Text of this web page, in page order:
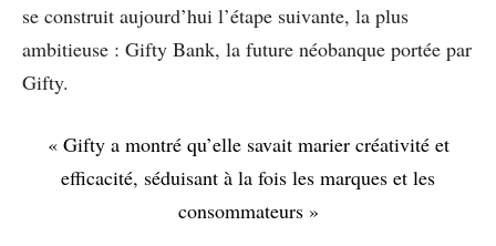
se construit aujourd’hui l’étape suivante, la plus
ambitieuse : Gifty Bank, la future néobanque portée par
Gifty.
« Gifty a montré qu’elle savait marier créativité et
efficacité, séduisant à la fois les marques et les
consommateurs »